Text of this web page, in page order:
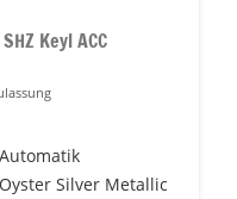
Keyl ACC
Automatik
Oyster Silver Metallic